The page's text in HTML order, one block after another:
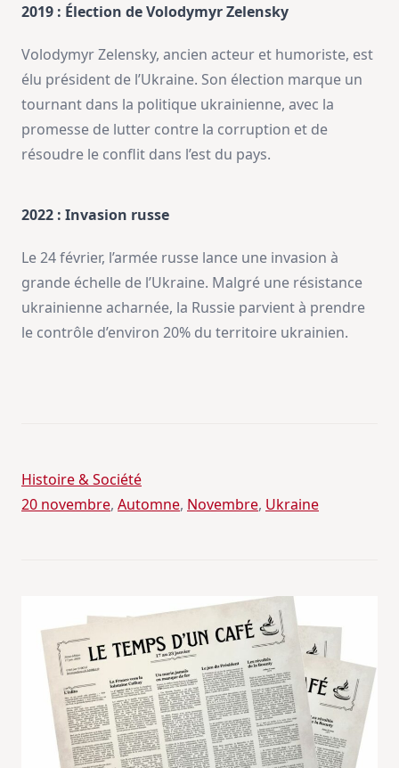
2019 : Élection de Volodymyr Zelensky
Volodymyr Zelensky, ancien acteur et humoriste, est
élu président de l’Ukraine. Son élection marque un
tournant dans la politique ukrainienne, avec la
promesse de lutter contre la corruption et de
résoudre le conflit dans l’est du pays.
2022 : Invasion russe
Le 24 février, l’armée russe lance une invasion à
grande échelle de l’Ukraine. Malgré une résistance
ukrainienne acharnée, la Russie parvient à prendre
le contrôle d’environ 20% du territoire ukrainien.
Histoire & Société
20 novembre, Automne, Novembre, Ukraine